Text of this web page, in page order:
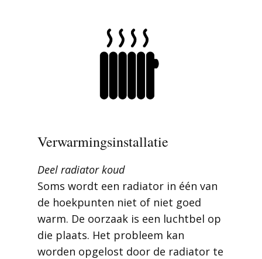
Verwarmingsinstallatie
Deel radiator koud
Soms wordt een radiator in één van
de hoekpunten niet of niet goed
warm. De oorzaak is een luchtbel op
die plaats. Het probleem kan
worden opgelost door de radiator te